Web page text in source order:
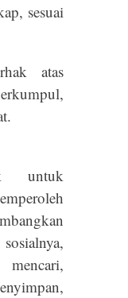
sesuai
atas
untuk